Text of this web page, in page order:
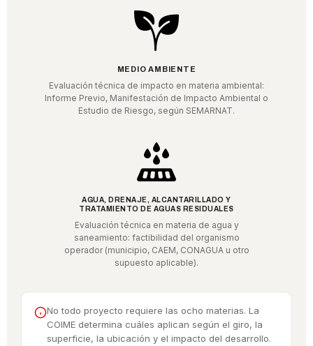
MEDIO AMBIENTE
Evaluación técnica de impacto en materia ambiental:
Informe Previo, Manifestación de Impacto Ambiental o
Estudio de Riesgo, según SEMARNAT.
AGUA, DRENAJE, ALCANTARILLADO Y
TRATAMIENTO DE AGUAS RESIDUALES
Evaluación técnica en materia de agua y
saneamiento: factibilidad del organismo
operador (municipio, CAEM, CONAGUA u otro
supuesto aplicable).
No todo proyecto requiere las ocho materias. La
COIME determina cuáles aplican según el giro, la
superficie, la ubicación y el impacto del desarrollo.